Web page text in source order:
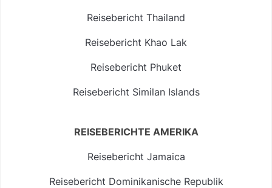
Reisebericht Thailand
Reisebericht Khao Lak
Reisebericht Phuket
Reisebericht Similan Islands
REISEBERICHTE AMERIKA
Reisebericht Jamaica
Reisebericht Dominikanische Republik